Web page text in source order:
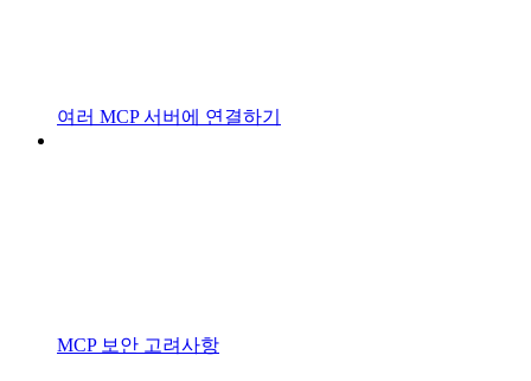
여러 MCP 서버에 연결하기
MCP 보안 고려사항